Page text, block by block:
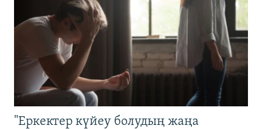
"Еркектер күйеу болудың жаңа